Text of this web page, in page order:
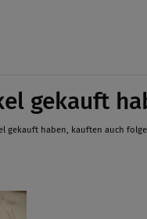
gekauft
gekauft haben, kauften auch